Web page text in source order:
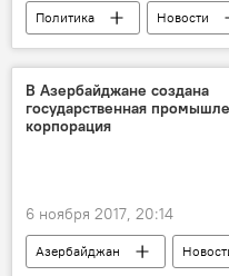
Политика Новости
В Азербайджане создана
государственная
корпорация
6 ноября 2017, 20:14
Азербайджан